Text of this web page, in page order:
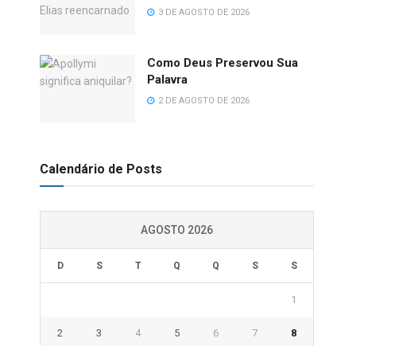
3 DE AGOSTO DE 2026
Como Deus Preservou Sua
Palavra
2 DE AGOSTO DE 2026
Calendário de Posts
AGOSTO 2026
D S T Q Q S S
1
2 3 4 5 6 7 8